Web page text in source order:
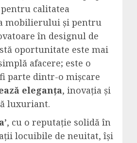
calitatea
mobilierului și pentru
în designul de
oportunitate este mai
afacere; este o
parte dintr-o mișcare
eleganța, inovația și
luxuriant.
, cu o reputație solidă în
locuibile de neuitat, își